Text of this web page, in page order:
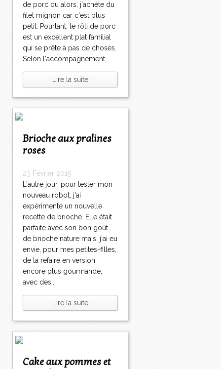
de porc ou alors, j'achète du
filet mignon car c'est plus
petit. Pourtant, le rôti de porc
est un excellent plat familial
qui se prête à pas de choses.
Selon l'accompagnement,...
Lire la suite
Brioche aux pralines
roses
23 Février 2015
L'autre jour, pour tester mon
nouveau robot, j'ai
expérimenté un nouvelle
recette de brioche. Elle était
parfaite avec son bon goût
de brioche nature mais, j'ai eu
envie, pour mes petites-filles,
de la refaire en version
encore plus gourmande,
avec des...
Lire la suite
Cake aux pommes et